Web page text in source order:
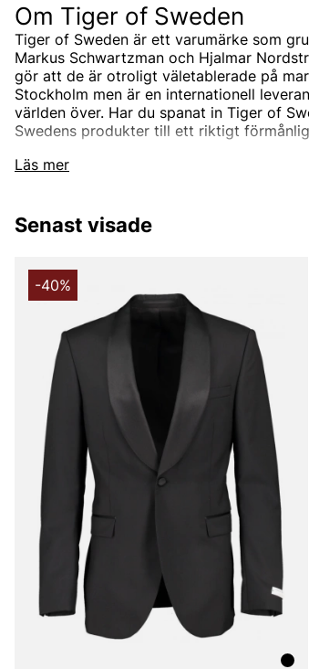
Läs mer
Om Tiger of Sweden
Tiger of Sweden är ett varumärke som
Markus Schwartzman och Hjalmar
gör att de är otroligt väletablerade på
Stockholm men är en internationell
världen över. Har du spanat in Tiger of
Swedens produkter till ett riktigt
Tiger of Swedens
designas i den Stockholmsbaserade
Under åren har produktutbudet breddats
hitta både Tiger of Sweden herrskjortor
klassiska jackorna är också väldigt
herr och skinnjackor för herr.
Varumärket är också ett go-to-brand när
både för dam och herr. Med sin
perfekta passform kan du vara säker på
kan använda i flera år framöver. En
tillställning, Tiger of Swedens kostymer
vardags. Bär en kavaj till t.ex. jeans eller
känslan av att vara moderiktig även till
Tiger of Sweden jeans
Tiger of Swedens herrjeans och
brett sortiment av jeans till ett riktigt bra
skinny. Med över 100 år av erfarenhet
där perfekta jeansen som du
materialet med en bekväm passform, för
som både är snygga men också är otroligt
Tiger of Sweden väskor
Senast visade
-40%